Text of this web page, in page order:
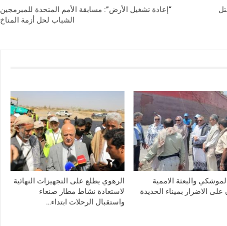
تحتل
“إعادة تشغيل الأرض”: مسابقة الأمم المتحدة للمبرمجين
الشباب لحل أزمة المناخ
والبعثة الاممية
على الاضرار بميناء الحديدة
الرهوي يطلع على التجهيزات النهائية
لاستعادة نشاط مطار صنعاء
واستقبال الرحلات ابتداء…